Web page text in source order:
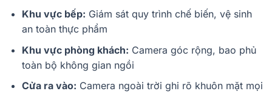
Khu vực bếp: Giám sát quy trình chế biến, vệ sinh
an toàn thực phẩm
Khu vực phòng khách: Camera góc rộng, bao phủ
toàn bộ không gian ngồi
Cửa ra vào: Camera ngoài trời ghi rõ khuôn mặt mọi